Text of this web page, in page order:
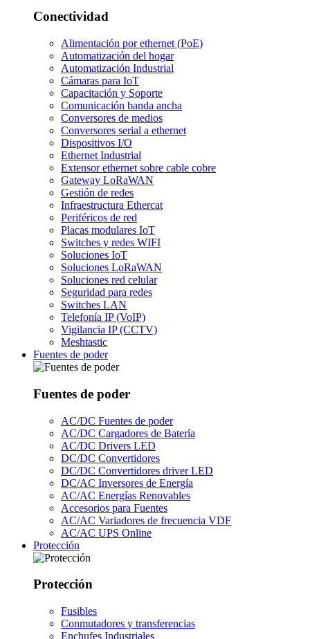
Conectividad
Alimentación por ethernet (PoE)
Automatización del hogar
Automatización Industrial
Cámaras para IoT
Capacitación y Soporte
Comunicación banda ancha
Conversores de medios
Conversores serial a ethernet
Dispositivos I/O
Ethernet Industrial
Extensor ethernet sobre cable cobre
Gateway LoRaWAN
Gestión de redes
Infraestructura Ethercat
Periféricos de red
Placas modulares IoT
Switches y redes WIFI
Soluciones IoT
Soluciones LoRaWAN
Soluciones red celular
Seguridad para redes
Switches LAN
Telefonía IP (VoIP)
Vigilancia IP (CCTV)
Meshtastic
Fuentes de poder
Fuentes de poder
AC/DC Fuentes de poder
AC/DC Cargadores de Batería
AC/DC Drivers LED
DC/DC Convertidores
DC/DC Convertidores driver LED
DC/AC Inversores de Energía
AC/AC Energías Renovables
Accesorios para Fuentes
AC/AC Variadores de frecuencia VDF
AC/AC UPS Online
Protección
Protección
Fusibles
Conmutadores y transferencias
Enchufes Industriales